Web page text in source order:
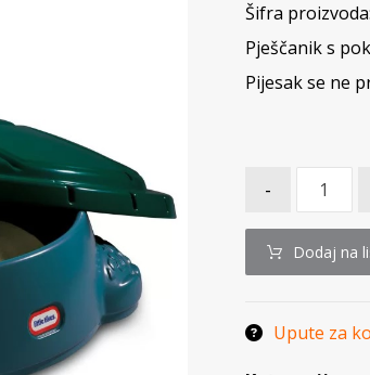
Šifra proizvoda:
Pješčanik s
Pijesak se ne
-
Dodaj na
Upute za